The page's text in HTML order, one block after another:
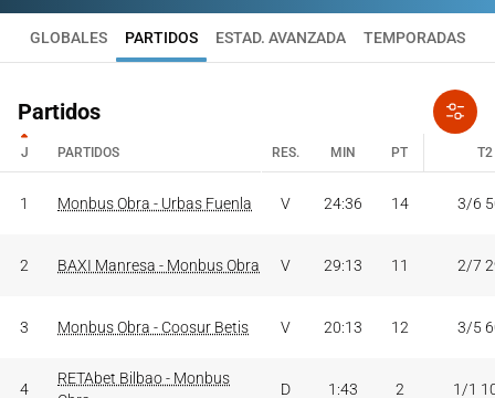
GLOBALES PARTIDOS ESTAD. AVANZADA TEMPORADAS
Partidos
J PARTIDOS RES. MIN PT T2
1 Monbus Obra - Urbas Fuenla V 24:36 14 3/6
2 BAXI Manresa - Monbus Obra V 29:13 11 2/7
3 Monbus Obra - Coosur Betis V 20:13 12 3/5
4
RETAbet Bilbao - Monbus
D 1:43 2 1/1